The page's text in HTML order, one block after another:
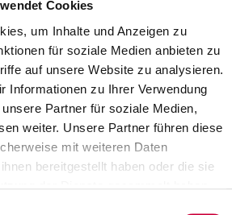
Cookies
um Inhalte und Anzeigen zu
für soziale Medien anbieten zu
auf unsere Website zu analysieren.
Informationen zu Ihrer Verwendung
Partner für soziale Medien,
weiter. Unsere Partner führen diese
mit weiteren Daten
bereitgestellt haben oder die sie
St. Anschar Münsterdorf